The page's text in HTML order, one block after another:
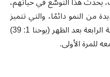
من النمو دائمًا، والتي تتميز
كل منها بساعة محددة، مثل ساعة الرابعة بعد الظهر (يوحنا 1: 39)
للمرة الأولى.